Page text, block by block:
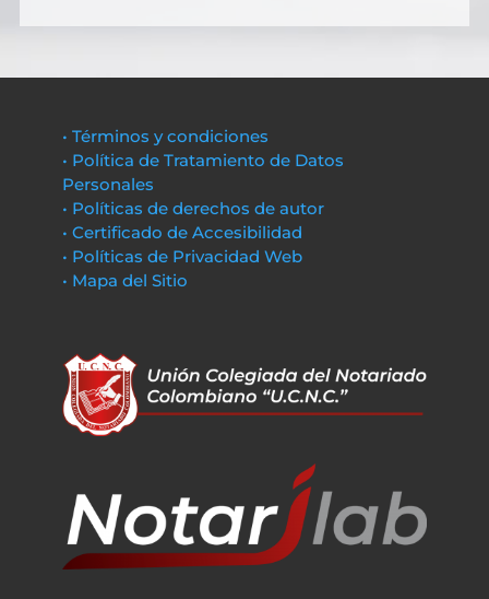
• Términos y condiciones
• Política de Tratamiento de Datos
Personales
• Políticas de derechos de autor
• Certificado de Accesibilidad
• Políticas de Privacidad Web
• Mapa del Sitio